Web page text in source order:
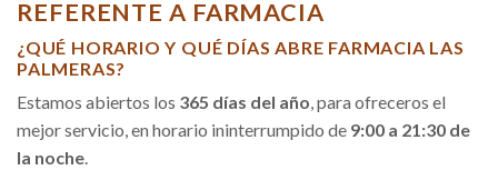
REFERENTE A FARMACIA
¿QUÉ HORARIO Y QUÉ DÍAS ABRE FARMACIA LAS
PALMERAS?
Estamos abiertos los 365 días del año, para ofreceros el
mejor servicio, en horario ininterrumpido de 9:00 a 21:30 de
la noche.